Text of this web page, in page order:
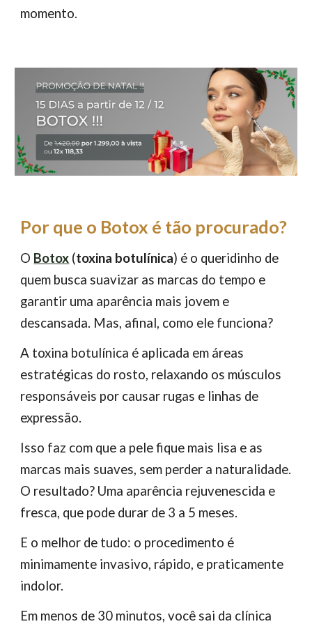
momento.
Por que o Botox é tão procurado?
O Botox (toxina botulínica) é o queridinho de
quem busca suavizar as marcas do tempo e
garantir uma aparência mais jovem e
descansada. Mas, afinal, como ele funciona?
A toxina botulínica é aplicada em áreas
estratégicas do rosto, relaxando os músculos
responsáveis por causar rugas e linhas de
expressão.
Isso faz com que a pele fique mais lisa e as
marcas mais suaves, sem perder a naturalidade.
O resultado? Uma aparência rejuvenescida e
fresca, que pode durar de 3 a 5 meses.
E o melhor de tudo: o procedimento é
minimamente invasivo, rápido, e praticamente
indolor.
Em menos de 30 minutos, você sai da clínica